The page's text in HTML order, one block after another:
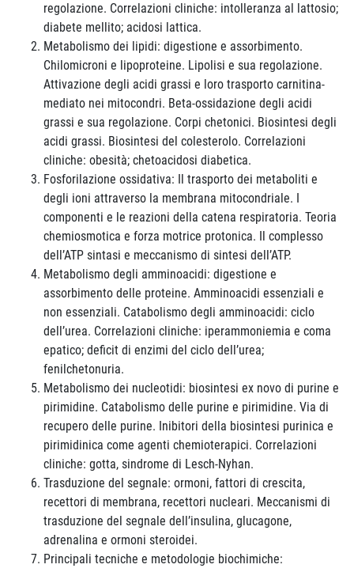
regolazione. Correlazioni cliniche: intolleranza al lattosio;
diabete mellito; acidosi lattica.
Metabolismo dei lipidi: digestione e assorbimento.
Chilomicroni e lipoproteine. Lipolisi e sua regolazione.
Attivazione degli acidi grassi e loro trasporto carnitina-
mediato nei mitocondri. Beta-ossidazione degli acidi
grassi e sua regolazione. Corpi chetonici. Biosintesi degli
acidi grassi. Biosintesi del colesterolo. Correlazioni
cliniche: obesità; chetoacidosi diabetica.
Fosforilazione ossidativa: Il trasporto dei metaboliti e
degli ioni attraverso la membrana mitocondriale. I
componenti e le reazioni della catena respiratoria. Teoria
chemiosmotica e forza motrice protonica. Il complesso
dell’ATP sintasi e meccanismo di sintesi dell’ATP.
Metabolismo degli amminoacidi: digestione e
assorbimento delle proteine. Amminoacidi essenziali e
non essenziali. Catabolismo degli amminoacidi: ciclo
dell’urea. Correlazioni cliniche: iperammoniemia e coma
epatico; deficit di enzimi del ciclo dell’urea;
fenilchetonuria.
Metabolismo dei nucleotidi: biosintesi ex novo di purine e
pirimidine. Catabolismo delle purine e pirimidine. Via di
recupero delle purine. Inibitori della biosintesi purinica e
pirimidinica come agenti chemioterapici. Correlazioni
cliniche: gotta, sindrome di Lesch-Nyhan.
Trasduzione del segnale: ormoni, fattori di crescita,
recettori di membrana, recettori nucleari. Meccanismi di
trasduzione del segnale dell’insulina, glucagone,
adrenalina e ormoni steroidei.
Principali tecniche e metodologie biochimiche: